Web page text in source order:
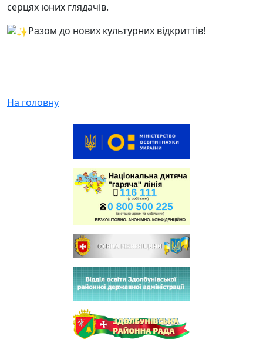
серцях юних глядачів.
Разом до нових культурних відкриттів!
На головну